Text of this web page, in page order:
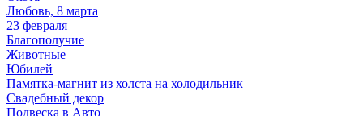
Любовь, 8 марта
23 февраля
Благополучие
Животные
Юбилей
Памятка-магнит из холста на холодильник
Свадебный декор
Подвеска в Авто